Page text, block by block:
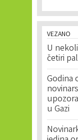
VEZANO
U
četiri
Godina
u Gazi